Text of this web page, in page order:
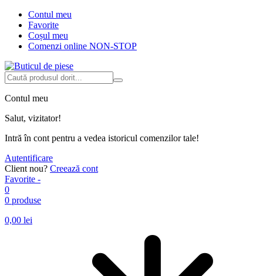
Contul meu
Favorite
Coșul meu
Comenzi online NON-STOP
Contul meu
Salut, vizitator!
Intră în cont pentru a vedea istoricul comenzilor tale!
Autentificare
Client nou? Creează cont
Favorite -
0
0 produse
0,00 lei